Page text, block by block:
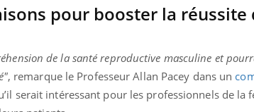
pour booster la réussite
de la santé reproductive masculine et
, remarque le Professeur Allan Pacey dans un
serait intéressant pour les professionnels de la